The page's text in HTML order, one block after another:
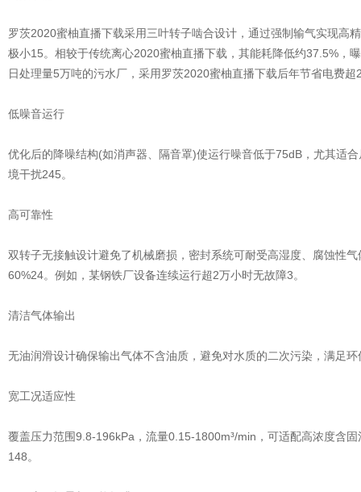
罗茨2020蜜柚直播下载采用三叶转子啮合设计，通过强制输气实现高
极小15。相较于传统离心2020蜜柚直播下载，其能耗降低约37.5%，
日处理量5万吨的污水厂，采用罗茨2020蜜柚直播下载后年节省电费超
低噪音运行
优化后的降噪结构(如消声器、隔音罩)使运行噪音低于75dB，尤其适
境干扰245。
高可靠性
双转子无接触设计避免了机械磨损，密封系统可耐受高湿度、腐蚀性
60%24。例如，某钢铁厂设备连续运行超2万小时无故障3。
清洁气体输出
无油润滑设计确保输出气体不含油质，避免对水质的二次污染，满足
宽工况适应性
覆盖压力范围9.8-196kPa，流量0.15-1800m³/min，可适配高浓度含
148。